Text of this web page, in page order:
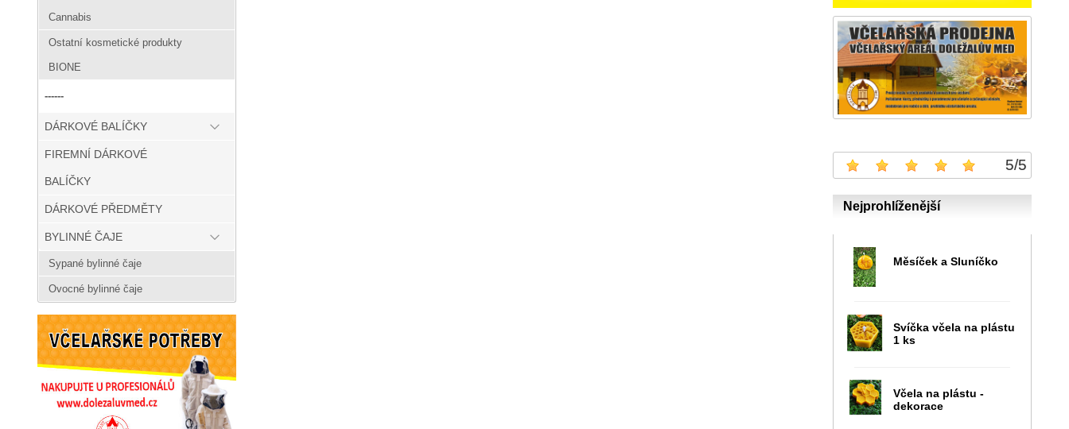
Cannabis
Ostatní kosmetické produkty
BIONE
------
DÁRKOVÉ BALÍČKY
FIREMNÍ DÁRKOVÉ
BALÍČKY
DÁRKOVÉ PŘEDMĚTY
BYLINNÉ ČAJE
Sypané bylinné čaje
Ovocné bylinné čaje
5/5
Nejprohlíženější
Měsíček a Sluníčko
Svíčka včela na plástu
1 ks
Včela na plástu -
dekorace